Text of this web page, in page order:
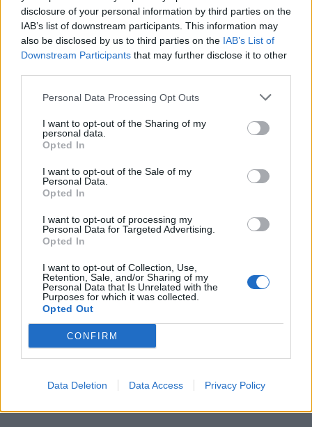
disclosure of your personal information by third parties on the
IAB’s list of downstream participants. This information may
also be disclosed by us to third parties on the IAB’s List of
Downstream Participants that may further disclose it to other
Personal Data Processing Opt Outs
I want to opt-out of the Sharing of my
personal data.
Opted In
I want to opt-out of the Sale of my
Personal Data.
Opted In
I want to opt-out of processing my
Personal Data for Targeted Advertising.
Opted In
I want to opt-out of Collection, Use,
Retention, Sale, and/or Sharing of my
Personal Data that Is Unrelated with the
Purposes for which it was collected.
Opted Out
CONFIRM
Data Deletion Data Access Privacy Policy
alternativa, puoi comunicare a TIM, contattando il Servizio
Clienti 187 o dall’Area Clienti MyTIM (previa registrazione), la
volontà di:
Cessare la sola Offerta Mondo Netflix, lasciando così attiva
aprile 2022.
Cessare la sola Offerta Mondo Disney+, lasciando così attiva
aprile 2022.
MODIFICA DELLE CONDIZIONI ECONOMICHE
DELL’OPZIONE NETFLIX PREMIUM CON PREZZO
4€/MESE
A partire dal 1 aprile 2022, per esigenze economiche derivanti
dal mutamento delle condizioni di mercato, il costo mensile
dell’opzione Netflix Premium
offerte che includono Netflix il piano Premium di Netflix,
aumenterà di 1,00€(IVA inclusa).
Eventuali promozioni in essere non subiranno alcuna